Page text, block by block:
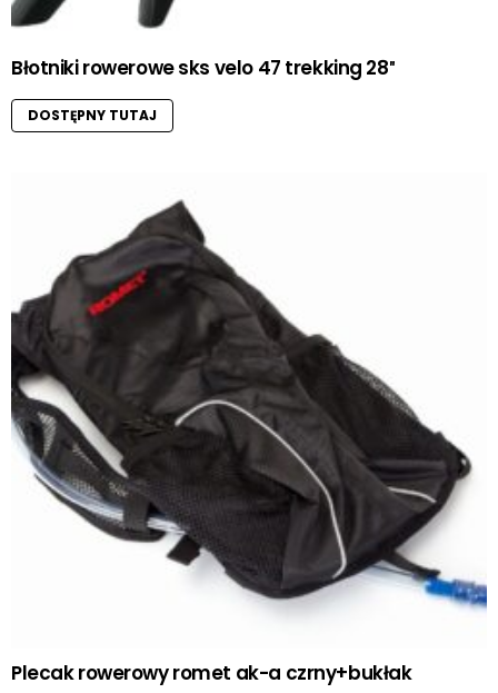
Błotniki rowerowe sks velo 47 trekking 28″
DOSTĘPNY TUTAJ
Plecak rowerowy romet ak-a czrny+bukłak